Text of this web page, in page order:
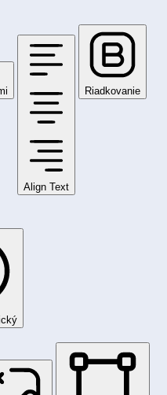
Align Text
Riadkovanie